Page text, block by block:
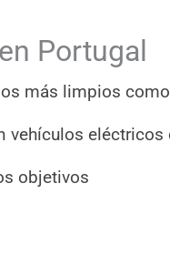
Portugal
más limpios como
vehículos eléctricos
objetivos